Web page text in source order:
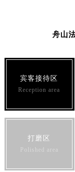
舟山
宾客接待区
Reception area
打磨区
Polished area